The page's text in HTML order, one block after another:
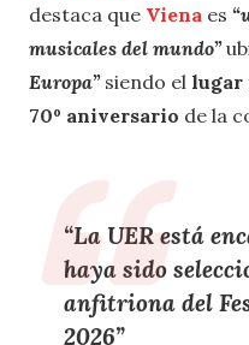
destaca que Viena es
musicales del mundo”
Europa”siendo el lugar
70º aniversario de la
“La UER está
haya sido
anfitriona del
2026”